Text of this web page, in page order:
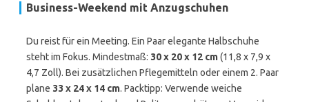
Business-Weekend mit Anzugschuhen
Du reist für ein Meeting. Ein Paar elegante Halbschuhe
steht im Fokus. Mindestmaß: 30 x 20 x 12 cm(11,8 x 7,9 x
4,7 Zoll). Bei zusätzlichen Pflegemitteln oder einem 2. Paar
plane 33 x 24 x 14 cm. Packtipp: Verwende weiche